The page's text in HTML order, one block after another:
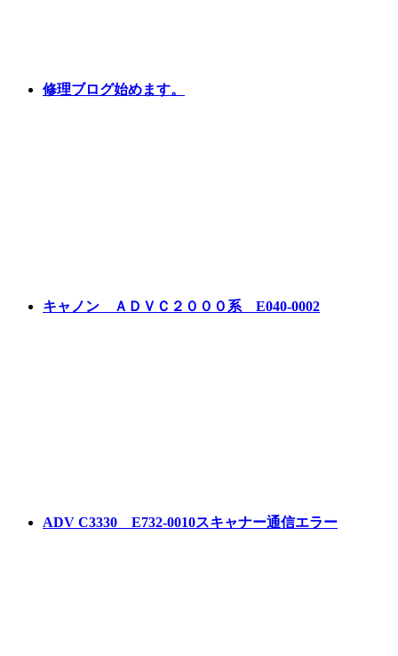
修理ブログ始めます。
キャノン ＡＤＶＣ２０００系 E040-0002
ADV C3330 E732-0010スキャナー通信エラー